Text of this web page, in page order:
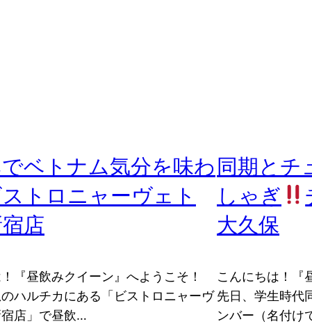
ベトナム気分を味わ
トロニャーヴェト
店
『昼飲みクイーン』へようこそ！
ハルチカにある「ビストロニャーヴ
宿店」で昼飲…
同期とチ
しゃぎ
大久保
こんにちは！『
先日、学生時代
ンバー（名付け